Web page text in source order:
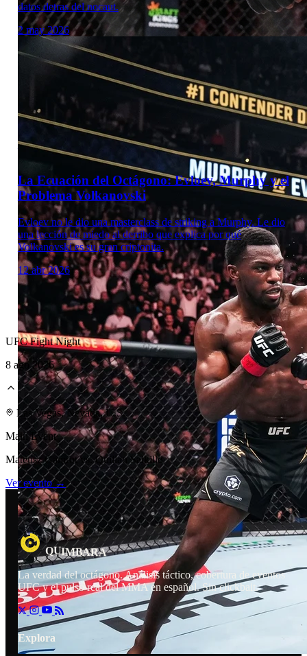
Laboratorio Técnico
Laboratorio Técnico
datos detras del nocaut.
2 may 2026
La Ecuación del Octágono: Evloev, Murphy y el
Problema Volkanovski
Evloev no le dio una masterclass de striking a Murphy. Le dio
una lección de miedo al derribo que explica por qué
Volkanovski es su gran criptonita.
12 abr 2026
UFC Fight Night
8 ago 2026
Las Vegas, Nevada, U.S.
Main Event
Mateusz Gamrot vs. Quillan Salkilld
Ver evento →
QUIMBARA
La verdad del octágono. Análisis táctico, cobertura de eventos
UFC y el pulso real del MMA en español. Sin clickbait.
Explora